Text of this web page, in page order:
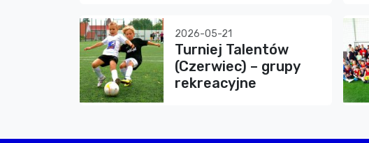
2026-05-21
Turniej Talentów
(Czerwiec) – grupy
rekreacyjne